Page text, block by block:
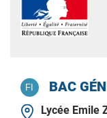
BAC
Lycée Emile